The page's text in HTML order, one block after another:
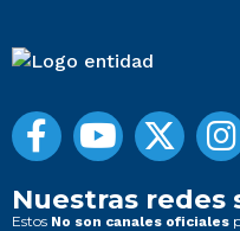
Nuestras redes
Estos No son canales oficiales